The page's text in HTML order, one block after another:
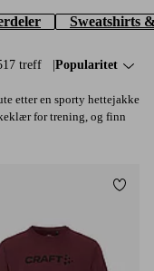
Sweatshirts
treff Sorter på:
Popularitet
etter en sporty hettejakke
for trening, og finn